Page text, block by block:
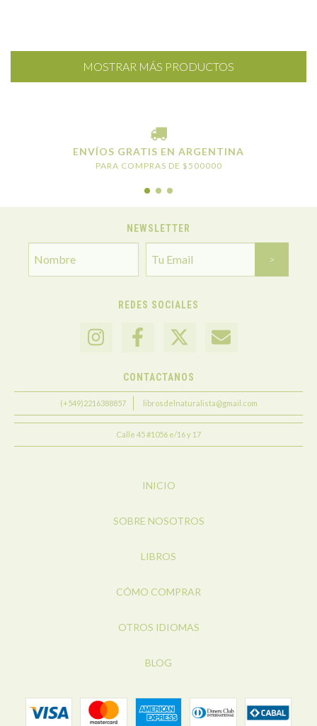
MOSTRAR MÁS PRODUCTOS
ENVÍOS GRATIS EN ARGENTINA
PARA COMPRAS DE $500000
NEWSLETTER
REDES SOCIALES
CONTACTANOS
(+549)2216388857 librosdelnaturalista@gmail.com
Calle 45 #1056 e/16 y 17
INICIO
SOBRE NOSOTROS
LIBROS
CÓMO COMPRAR
OTROS IDIOMAS
BLOG